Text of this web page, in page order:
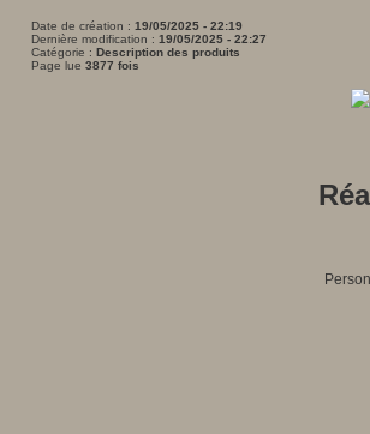
Date de création : 19/05/2025 - 22:19
Dernière modification : 19/05/2025 - 22:27
Catégorie : Description des produits
Page lue 3877 fois